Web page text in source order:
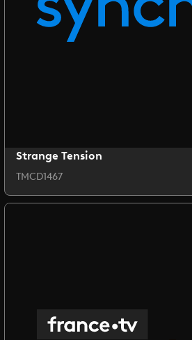
Strange Tension
TMCD1467